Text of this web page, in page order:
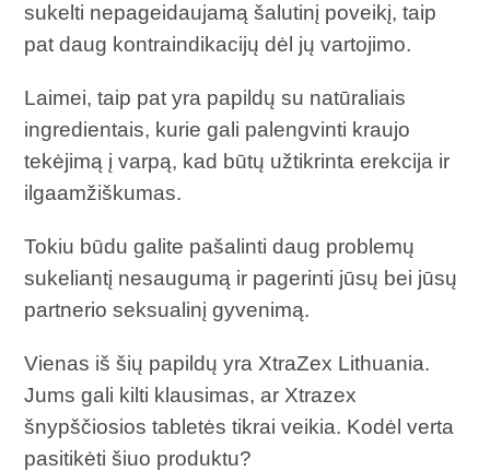
sukelti nepageidaujamą šalutinį poveikį, taip
pat daug kontraindikacijų dėl jų vartojimo.
Laimei, taip pat yra papildų su natūraliais
ingredientais, kurie gali palengvinti kraujo
tekėjimą į varpą, kad būtų užtikrinta erekcija ir
ilgaamžiškumas.
Tokiu būdu galite pašalinti daug problemų
sukeliantį nesaugumą ir pagerinti jūsų bei jūsų
partnerio seksualinį gyvenimą.
Vienas iš šių papildų yra XtraZex Lithuania.
Jums gali kilti klausimas, ar Xtrazex
šnypščiosios tabletės tikrai veikia. Kodėl verta
pasitikėti šiuo produktu?